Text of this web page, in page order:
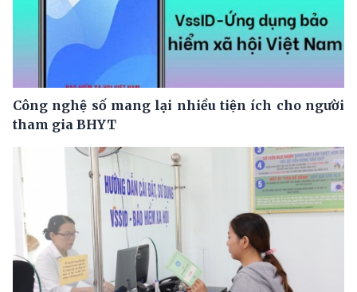
Công nghệ số mang lại nhiều tiện ích cho người
tham gia BHYT